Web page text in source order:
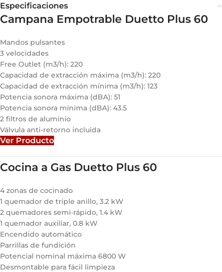
Especificaciones
Campana Empotrable Duetto Plus 60
Mandos pulsantes
3 velocidades
Free Outlet (m3/h): 220
Capacidad de extracción máxima (m3/h): 220
Capacidad de extracción mínima (m3/h): 123
Potencia sonora máxima (dBA): 51
Potencia sonora mínima (dBA): 43.5
2 filtros de aluminio
Válvula anti-retorno incluida
Ver Producto
Cocina a Gas Duetto Plus 60
4 zonas de cocinado
1 quemador de triple anillo, 3.2 kW
2 quemadores semi-rápido, 1.4 kW
1 quemador auxiliar, 0.8 kW
Encendido automático
Parrillas de fundición
Potencial nominal máxima 6800 W
Desmontable para fácil limpieza